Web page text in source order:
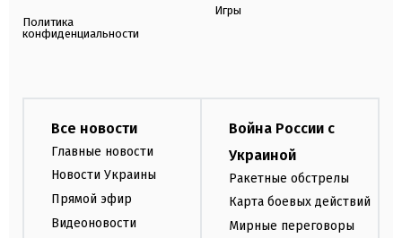
Политика
конфиденциальности
Игры
Все новости
Главные новости
Новости Украины
Прямой эфир
Видеоновости
Война России с
Украиной
Ракетные обстрелы
Карта боевых действий
Мирные переговоры